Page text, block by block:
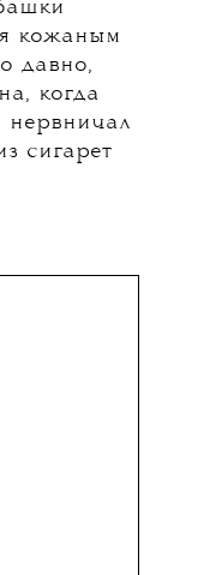
кожаным
давно,
когда
нервничал
сигарет